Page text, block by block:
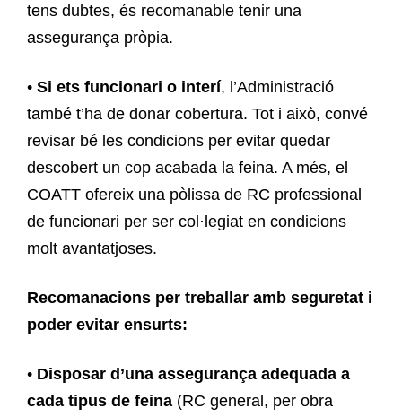
tens dubtes, és recomanable tenir una
assegurança pròpia.
• Si ets funcionari o interí, l’Administració
també t’ha de donar cobertura. Tot i això, convé
revisar bé les condicions per evitar quedar
descobert un cop acabada la feina. A més, el
COATT ofereix una pòlissa de RC professional
de funcionari per ser col·legiat en condicions
molt avantatjoses.
Recomanacions per treballar amb seguretat i
poder evitar ensurts:
• Disposar d’una assegurança adequada a
cada tipus de feina (RC general, per obra